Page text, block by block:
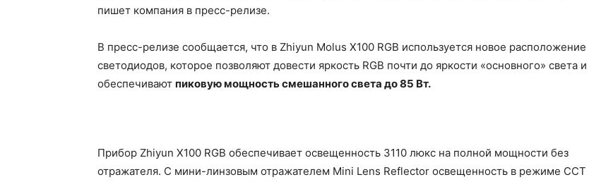
пишет компания в пресс-релизе.
В пресс-релизе сообщается, что в Zhiyun Molus X100 RGB используется новое расположение
светодиодов, которое позволяют довести яркость RGB почти до яркости «основного» света и
обеспечивают пиковую мощность смешанного света до 85 Вт.
Прибор Zhiyun X100 RGB обеспечивает освещенность 3110 люкс на полной мощности без
отражателя. С мини-линзовым отражателем Mini Lens Reflector освещенность в режиме CCT